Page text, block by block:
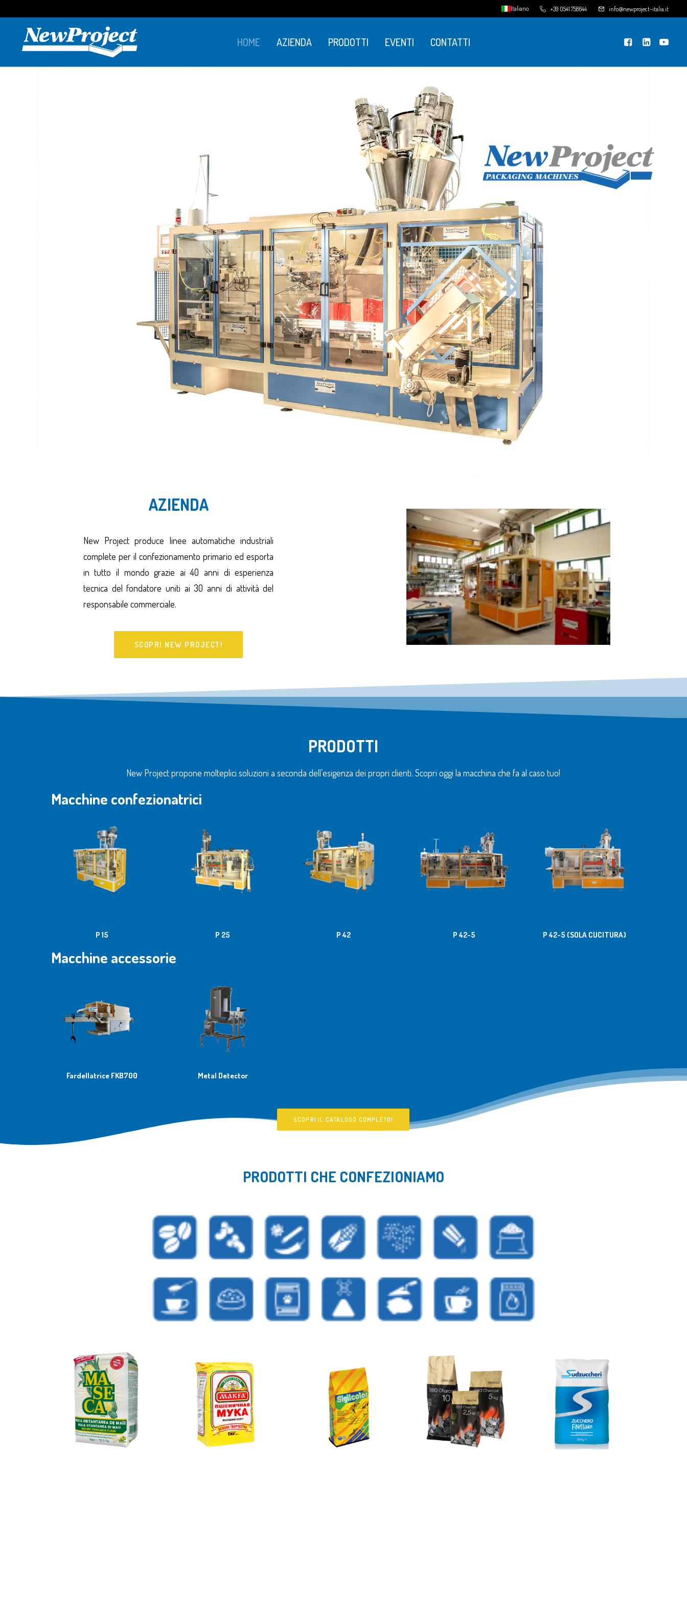
Italiano +39 0541 758644 info@newproject-italia.it
HOME AZIENDA PRODOTTI EVENTI CONTATTI
AZIENDA
New Project produce linee automatiche industriali
complete per il confezionamento primario ed esporta
in tutto il mondo grazie ai 40 anni di esperienza
tecnica del fondatore uniti ai 30 anni di attività del
responsabile commerciale.
SCOPRI NEW PROJECT!
PRODOTTI
New Project propone molteplici soluzioni a seconda dell’esigenza dei propri clienti. Scopri oggi la macchina che fa al caso tuo!
Macchine confezionatrici
P 15 P 25 P 42 P 42-5 P 42-5 (SOLA CUCITURA)
Macchine accessorie
Fardellatrice FKB700 Metal Detector
SCOPRI IL CATALOGO COMPLETO!
PRODOTTI CHE CONFEZIONIAMO